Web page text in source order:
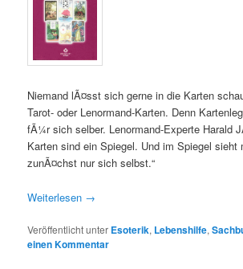
Niemand lÃ¤sst sich gerne in die Karten
Tarot- oder Lenormand-Karten. Denn
fÃ¼r sich selber. Lenormand-Experte Harald
Karten sind ein Spiegel. Und im Spiegel sieht
zunÃ¤chst nur sich selbst.“
Weiterlesen →
Veröffentlicht unter Esoterik, Lebenshilfe,
einen Kommentar